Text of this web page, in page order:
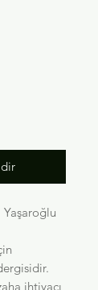
ihtiyacı